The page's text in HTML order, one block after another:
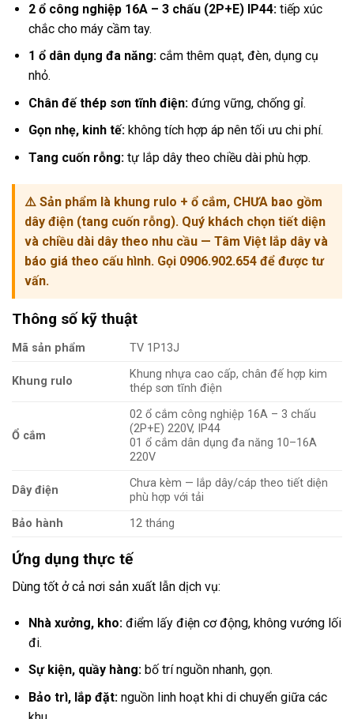
2 ổ công nghiệp 16A – 3 chấu (2P+E) IP44:tiếp xúc
chắc cho máy cầm tay.
1 ổ dân dụng đa năng:cắm thêm quạt, đèn, dụng cụ
nhỏ.
Chân đế thép sơn tĩnh điện:đứng vững, chống gỉ.
Gọn nhẹ, kinh tế:không tích hợp áp nên tối ưu chi phí.
Tang cuốn rỗng:tự lắp dây theo chiều dài phù hợp.
⚠️ Sản phẩm là khung rulo + ổ cắm, CHƯA bao gồm
dây điện (tang cuốn rỗng). Quý khách chọn tiết diện
và chiều dài dây theo nhu cầu — Tâm Việt lắp dây và
báo giá theo cấu hình. Gọi 0906.902.654 để được tư
vấn.
Thông số kỹ thuật
Mã sản phẩm TV 1P13J
Khung rulo
Khung nhựa cao cấp, chân đế hợp kim
thép sơn tĩnh điện
Ổ cắm
02 ổ cắm công nghiệp 16A – 3 chấu
(2P+E) 220V, IP44
01 ổ cắm dân dụng đa năng 10–16A
220V
Dây điện
Chưa kèm — lắp dây/cáp theo tiết diện
phù hợp với tải
Bảo hành
12 tháng
Ứng dụng thực tế
Dùng tốt ở cả nơi sản xuất lẫn dịch vụ:
Nhà xưởng, kho:điểm lấy điện cơ động, không vướng lối
đi.
Sự kiện, quầy hàng:bố trí nguồn nhanh, gọn.
Bảo trì, lắp đặt:nguồn linh hoạt khi di chuyển giữa các